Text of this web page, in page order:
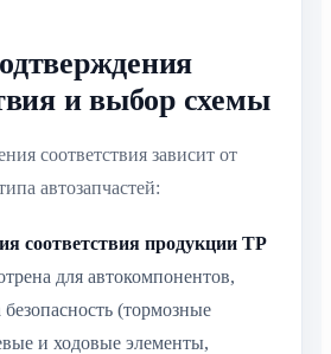
и выбор схемы
соответствия зависит от
автозапчастей:
соответствия продукции ТР
для автокомпонентов,
(тормозные
и ходовые элементы,